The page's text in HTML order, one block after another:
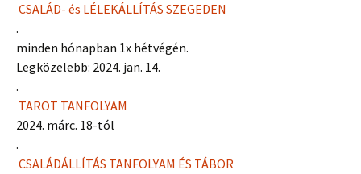
CSALÁD- és LÉLEKÁLLÍTÁS SZEGEDEN
.
minden hónapban 1x hétvégén.
Legközelebb: 2024. jan. 14.
.
TAROT TANFOLYAM
2024. márc. 18-tól
.
CSALÁDÁLLÍTÁS TANFOLYAM ÉS TÁBOR